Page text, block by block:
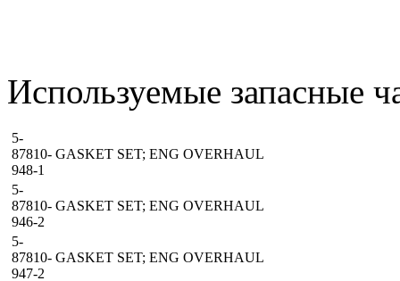
Используемые запасные
5-
87810-
948-1
GASKET SET; ENG OVERHAUL
5-
87810-
946-2
GASKET SET; ENG OVERHAUL
5-
87810-
947-2
GASKET SET; ENG OVERHAUL